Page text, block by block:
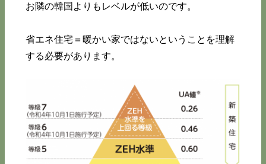
お隣の韓国よりもレベルが低いのです。
省エネ住宅＝暖かい家ではないということを理解
する必要があります。